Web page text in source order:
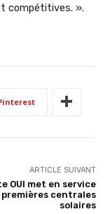
compétitives. ».
ARTICLE SUIVANT
OUI met en service
premières centrales
solaires